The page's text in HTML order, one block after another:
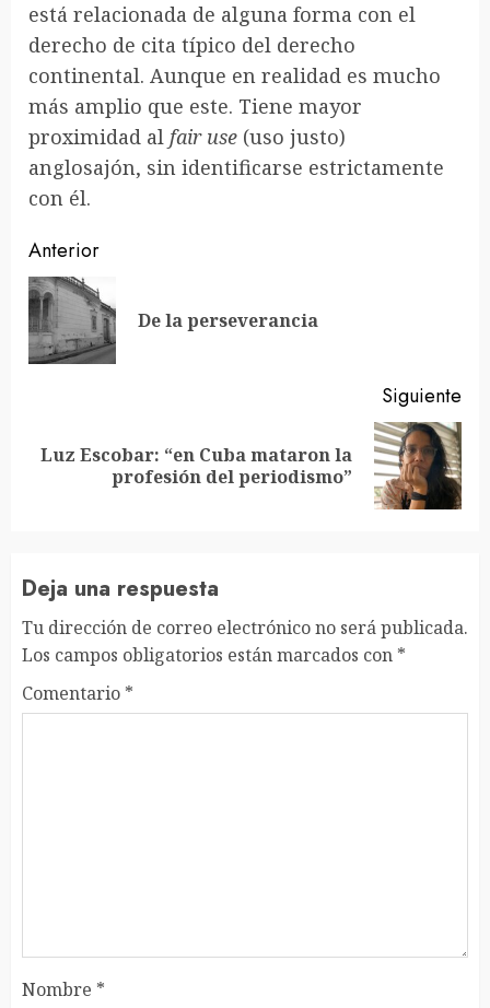
está relacionada de alguna forma con el
derecho de cita típico del derecho
continental. Aunque en realidad es mucho
más amplio que este. Tiene mayor
proximidad al fair use (uso justo)
anglosajón, sin identificarse estrictamente
con él.
Sigue
leyendo
Anterior
De la perseverancia
Siguiente
Siguiente
Luz Escobar: “en Cuba mataron la
profesión del periodismo”
Deja una respuesta
Tu dirección de correo electrónico no será publicada.
Los campos obligatorios están marcados con *
Comentario *
Nombre *